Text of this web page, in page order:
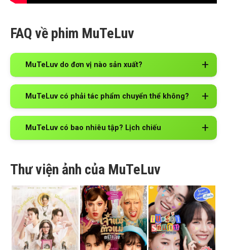
FAQ về phim MuTeLuv
MuTeLuv do đơn vị nào sản xuất?
MuTeLuv có phải tác phẩm chuyển thể không?
MuTeLuv có bao nhiêu tập? Lịch chiếu
Thư viện ảnh của MuTeLuv